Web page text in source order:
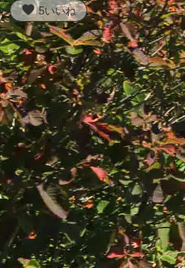
favorite 5いいね